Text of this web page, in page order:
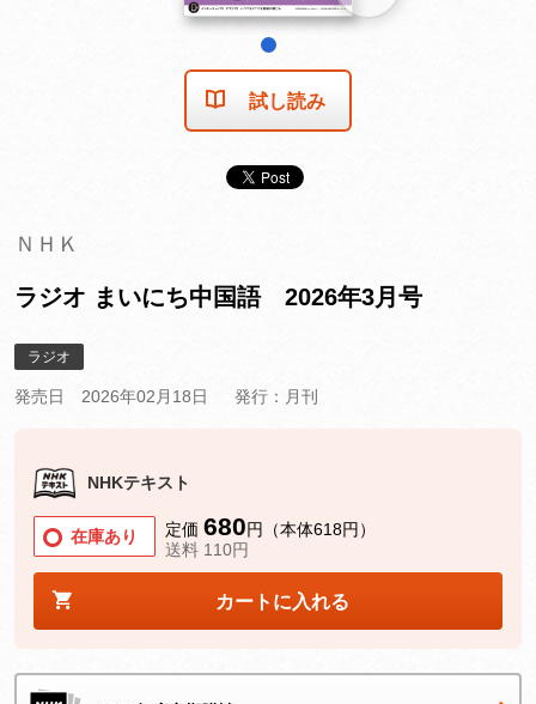
試し読み
ＮＨＫ
ラジオ まいにち中国語 2026年3月号
ラジオ
発売日 2026年02月18日 発行：月刊
NHKテキスト
在庫あり 定価 680円（本体618円）
送料 110円
カートに入れる